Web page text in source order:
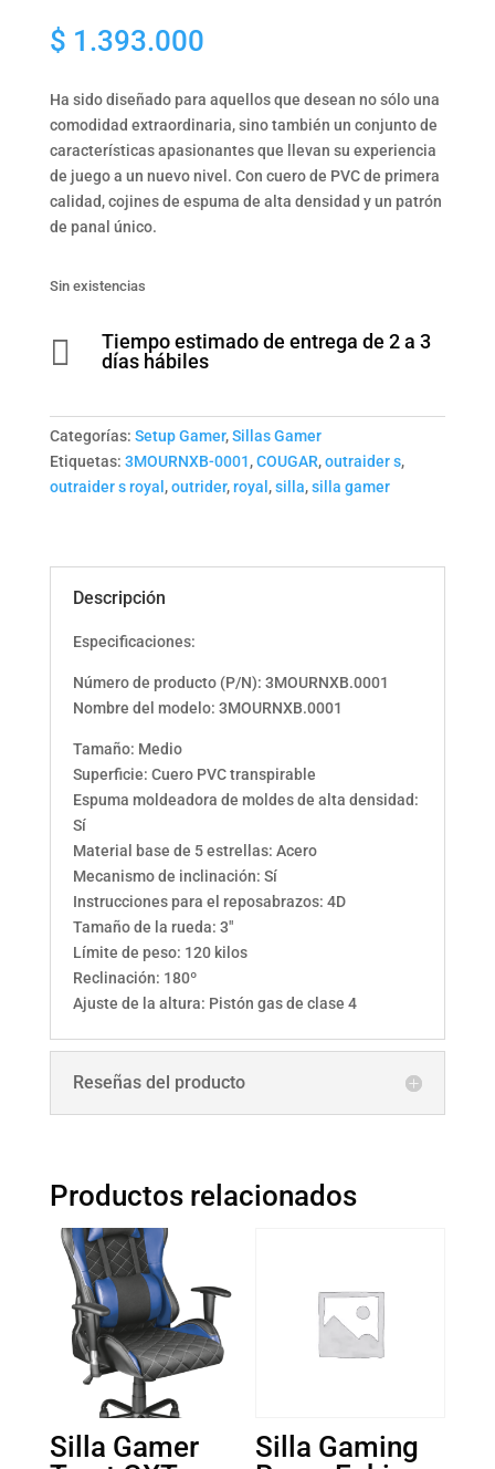
$ 1.393.000
Ha sido diseñado para aquellos que desean no sólo una
comodidad extraordinaria, sino también un conjunto de
características apasionantes que llevan su experiencia
de juego a un nuevo nivel. Con cuero de PVC de primera
calidad, cojines de espuma de alta densidad y un patrón
de panal único.
Sin existencias

Tiempo estimado de entrega de 2 a 3
días hábiles
Categorías: Setup Gamer,Sillas Gamer
Etiquetas: 3MOURNXB-0001,COUGAR,outraider s,
outraider s royal ,outrider,royal ,silla,silla gamer
Descripción
Especificaciones:
Número de producto (P/N): 3MOURNXB.0001
Nombre del modelo: 3MOURNXB.0001
Tamaño: Medio
Superficie: Cuero PVC transpirable
Espuma moldeadora de moldes de alta densidad:
Sí
Material base de 5 estrellas: Acero
Mecanismo de inclinación: Sí
Instrucciones para el reposabrazos: 4D
Tamaño de la rueda: 3″
Límite de peso: 120 kilos
Reclinación: 180º
Ajuste de la altura: Pistón gas de clase 4
Reseñas del producto
Productos relacionados
Silla Gamer
Silla Gaming